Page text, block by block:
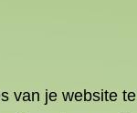
van je website te